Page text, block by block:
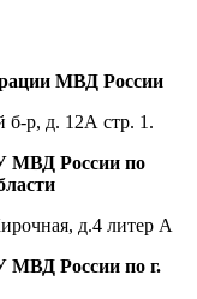
МВД России
б-р, д. 12А стр. 1.
МВД России по
д.4 литер А
МВД России по г.